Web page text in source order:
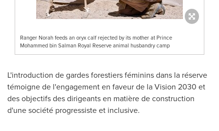
Ranger Norah feeds an oryx calf rejected by its mother at Prince
Mohammed bin Salman Royal Reserve animal husbandry camp
L'introduction de gardes forestiers féminins dans la réserve
témoigne de l'engagement en faveur de la Vision 2030 et
des objectifs des dirigeants en matière de construction
d'une société progressiste et inclusive.